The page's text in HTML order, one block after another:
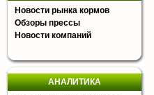
Новости рынка кормов
Обзоры прессы
Новости компаний
АНАЛИТИКА